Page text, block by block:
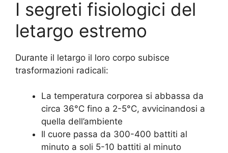
I segreti fisiologici del
letargo estremo
Durante il letargo il loro corpo subisce
trasformazioni radicali:
La temperatura corporea si abbassa da
circa 36°C fino a 2-5°C, avvicinandosi a
quella dell’ambiente
Il cuore passa da 300-400 battiti al
minuto a soli 5-10 battiti al minuto